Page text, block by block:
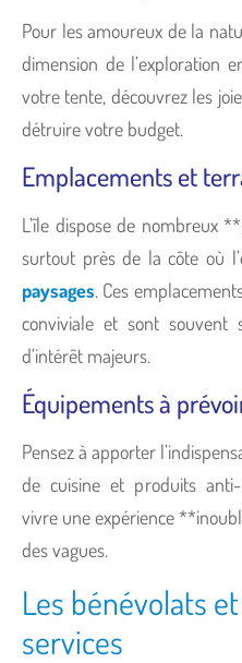
Pour les amoureux de la
dimension de l’exploration
votre tente, découvrez les
détruire votre budget.
Emplacements et
L’île dispose de nombreux
surtout près de la côte où
paysages. Ces
conviviale et sont souvent
d’intérêt majeurs.
Équipements à
Pensez à apporter
de cuisine et produits anti-
vivre une expérience
des vagues.
Les bénévolats
services